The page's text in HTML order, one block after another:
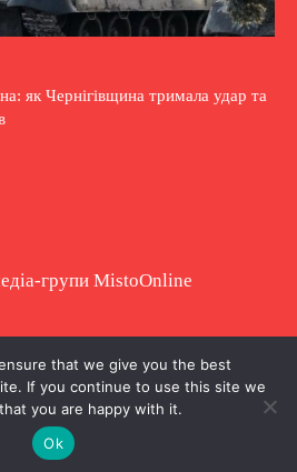
як Чернігівщина тримала удар та
групи MistoOnline
матеріалу
можна з гіперпосиланням.
that we give you the best
If you continue to use this site we
you are happy with it.
Ok